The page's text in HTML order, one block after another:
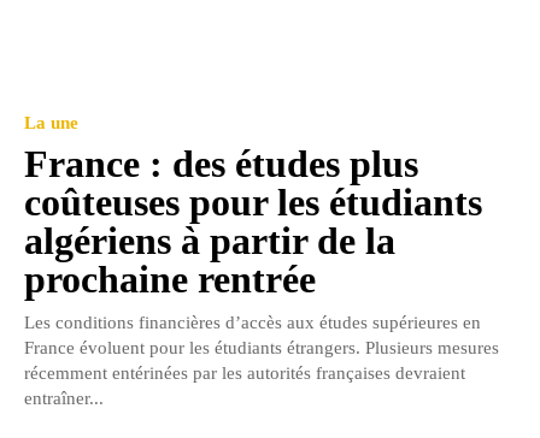
La une
France : des études plus
coûteuses pour les étudiants
algériens à partir de la
prochaine rentrée
Les conditions financières d’accès aux études supérieures en
France évoluent pour les étudiants étrangers. Plusieurs mesures
récemment entérinées par les autorités françaises devraient
entraîner...